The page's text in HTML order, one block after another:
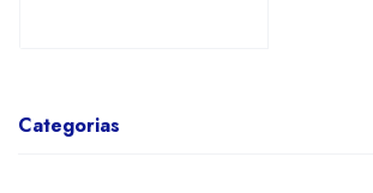
Categorias